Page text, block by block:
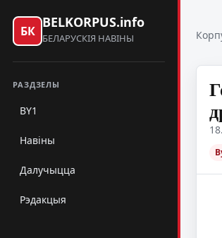
БК
BELKORPUS.info
БЕЛАРУСКІЯ НАВІНЫ
РАЗДЗЕЛЫ
BY1
Навіны
Далучыцца
Рэдакцыя